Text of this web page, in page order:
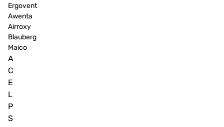
Ergovent
Awenta
Airroxy
Blauberg
Maico
A
C
E
L
P
S